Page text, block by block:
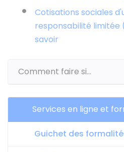
Cotisations sociales
responsabilité limitée
savoir
Comment faire si...
Services en ligne et
Guichet des